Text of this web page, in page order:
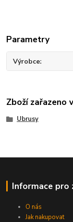
Parametry
Výrobce
Zboží zařazeno
Ubrusy
Informace pro
O nás
Jak nakupovat